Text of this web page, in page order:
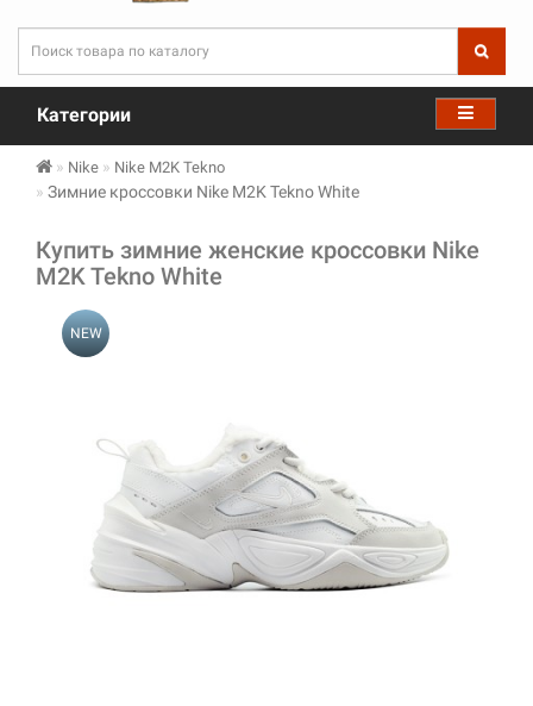
Категории
Nike Nike M2K Tekno
Зимние кроссовки Nike M2K Tekno White
Купить зимние женские кроссовки Nike
M2K Tekno White
NEW